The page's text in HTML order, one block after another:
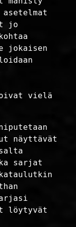
jo
jokaisen
vielä
näyttävät
sarjat
löytyvät